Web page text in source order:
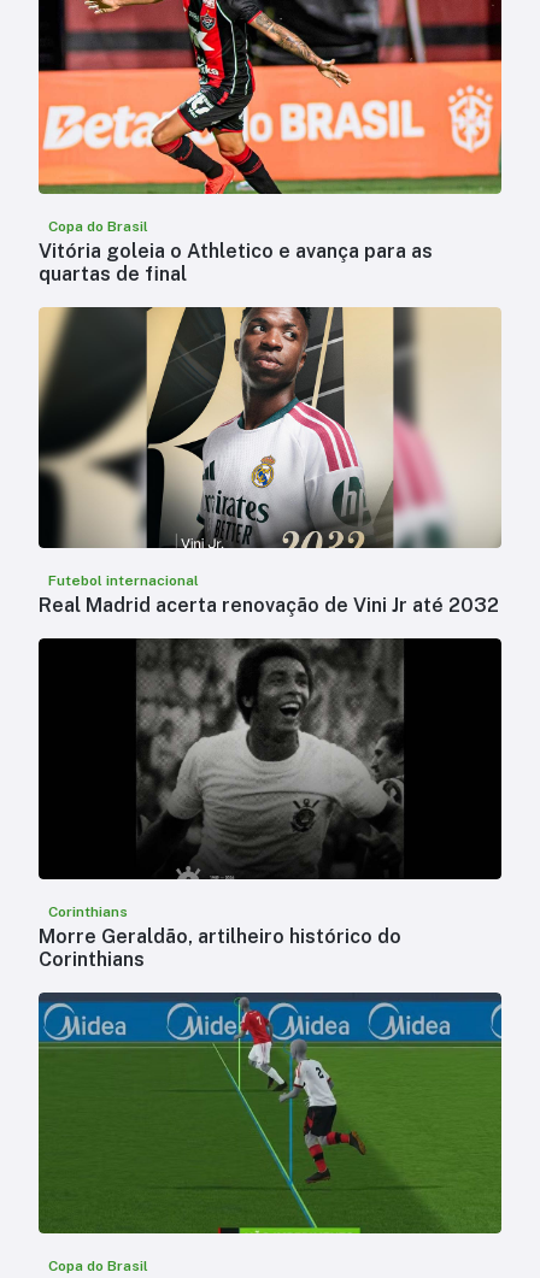
Copa do Brasil
Vitória goleia o Athletico e avança para as
quartas de final
Futebol internacional
Real Madrid acerta renovação de Vini Jr até 2032
Corinthians
Morre Geraldão, artilheiro histórico do
Corinthians
Copa do Brasil